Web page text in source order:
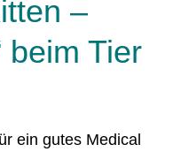
–
beim Tier
ein gutes Medical